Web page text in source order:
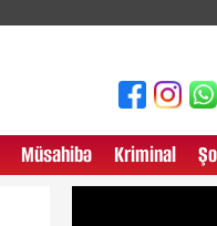
Müsahibə Kriminal